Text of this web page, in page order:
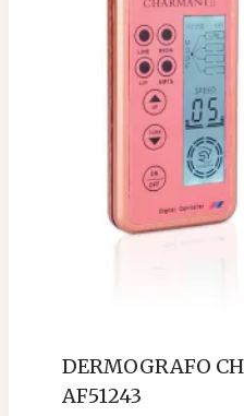
DERMOGRAFO
AF51243